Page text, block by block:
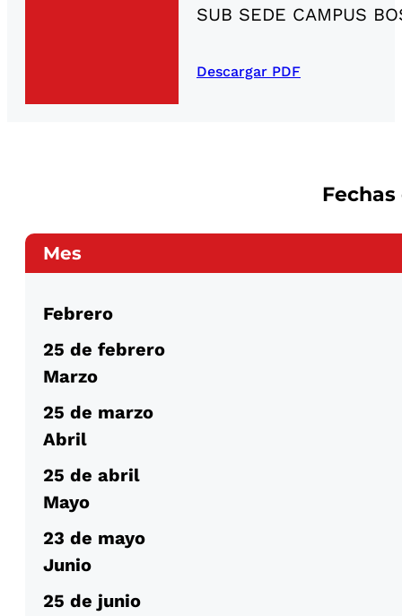
SUB SEDE CAMPUS
Descargar PDF
Mes
Febrero
25 de febrero
Marzo
25 de marzo
Abril
25 de abril
Mayo
23 de mayo
Junio
25 de junio